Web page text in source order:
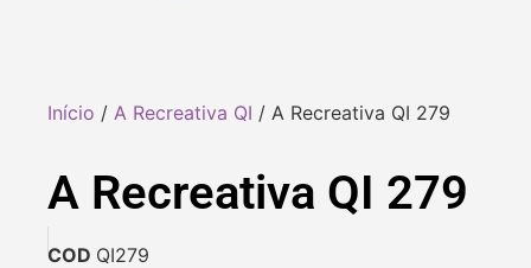
Início / A Recreativa QI / A Recreativa QI 279
A Recreativa QI 279
COD QI279